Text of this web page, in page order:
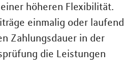
höheren Flexibilität.
einmalig oder laufend
Zahlungsdauer in der
die Leistungen